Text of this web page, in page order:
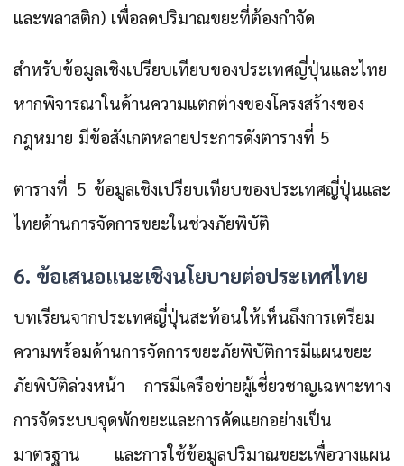
และพลาสติก) เพื่อลดปริมาณขยะที่ต้องกำจัด
สำหรับข้อมูลเชิงเปรียบเทียบของประเทศญี่ปุ่นและไทย
หากพิจารณาในด้านความแตกต่างของโครงสร้างของ
กฎหมาย มีข้อสังเกตหลายประการดังตารางที่ 5
ตารางที่ 5 ข้อมูลเชิงเปรียบเทียบของประเทศญี่ปุ่นและ
ไทยด้านการจัดการขยะในช่วงภัยพิบัติ
6. ข้อเสนอแนะเชิงนโยบายต่อประเทศไทย
บทเรียนจากประเทศญี่ปุ่นสะท้อนให้เห็นถึงการเตรียม
ความพร้อมด้านการจัดการขยะภัยพิบัติการมีแผนขยะ
ภัยพิบัติล่วงหน้า การมีเครือข่ายผู้เชี่ยวชาญเฉพาะทาง
การจัดระบบจุดพักขยะและการคัดแยกอย่างเป็น
มาตรฐาน และการใช้ข้อมูลปริมาณขยะเพื่อวางแผน